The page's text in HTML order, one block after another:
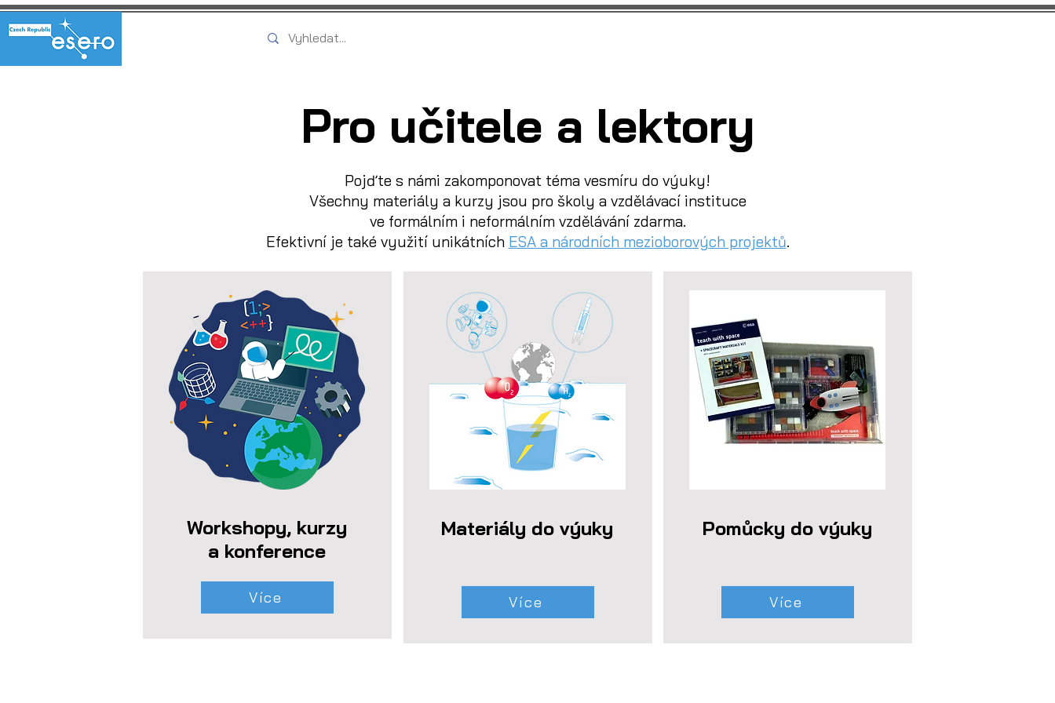
Pro učitele a lektory
Pojďte s námi zakomponovat téma vesmíru do výuky!
Všechny materiály a kurzy jsou pro školy a vzdělávací instituce
ve formálním i neformálním vzdělávání zdarma.
Efektivní je také využití unikátních ESA a národních mezioborových projektů.
Workshopy, kurzy
a konference
Více
Materiály do výuky
Více
Pomůcky do výuky
Více